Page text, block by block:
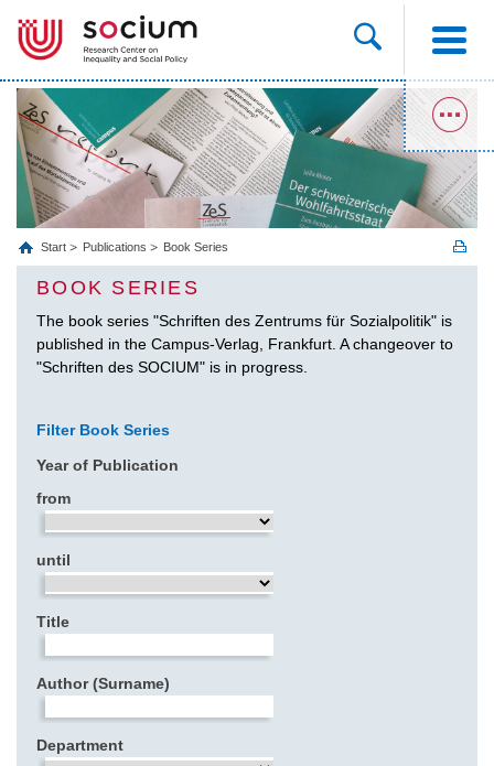
Start Publications Book Series
BOOK SERIES
The book series "Schriften des Zentrums für Sozialpolitik" is
published in the Campus-Verlag, Frankfurt. A changeover to
"Schriften des SOCIUM" is in progress.
Filter Book Series
Year of Publication
from
until
Title
Author (Surname)
Department